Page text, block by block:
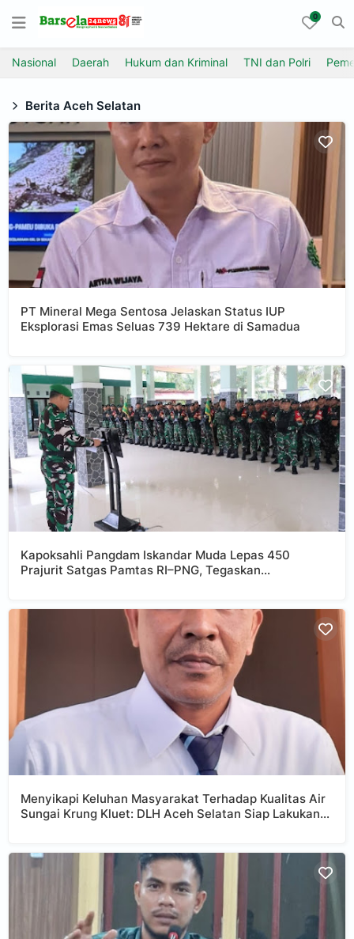
0
Nasional Daerah Hukum dan Kriminal TNI dan Polri
Berita Aceh Selatan
PT Mineral Mega Sentosa Jelaskan Status IUP
Eksplorasi Emas Seluas 739 Hektare di Samadua
Kapoksahli Pangdam Iskandar Muda Lepas 450
Prajurit Satgas Pamtas RI–PNG, Tegaskan
Menyikapi Keluhan Masyarakat Terhadap Kualitas Air
Sungai Krung Kluet: DLH Aceh Selatan Siap Lakukan